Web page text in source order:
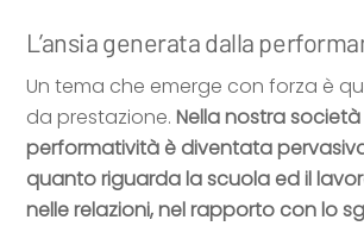
L’ansia generata dalla
Un tema che emerge con forza è
da prestazione.Nella nostra
performatività è diventata
quanto riguarda la scuola ed il
nelle relazioni, nel rapporto con lo